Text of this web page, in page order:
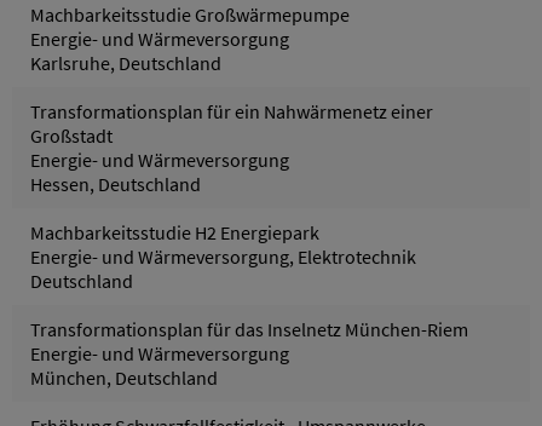
Machbarkeitsstudie Großwärmepumpe
Energie- und Wärmeversorgung
Karlsruhe, Deutschland
Transformationsplan für ein Nahwärmenetz einer
Großstadt
Energie- und Wärmeversorgung
Hessen, Deutschland
Machbarkeitsstudie H2 Energiepark
Energie- und Wärmeversorgung, Elektrotechnik
Deutschland
Transformationsplan für das Inselnetz München-Riem
Energie- und Wärmeversorgung
München, Deutschland